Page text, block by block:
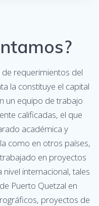
requerimientos del
la constituye el capital
un equipo de trabajo
calificadas, el que
académica y
como en otros países,
en proyectos
internacional, tales
Puerto Quetzal en
proyectos de